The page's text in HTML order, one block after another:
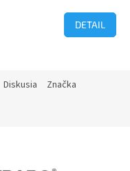
DETAIL
Diskusia Značka